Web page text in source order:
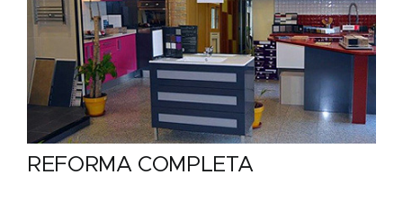
REFORMA COMPLETA